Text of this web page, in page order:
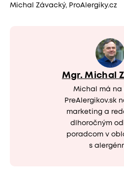
Michal Závacký, ProAlergiky.cz
Mgr. Michal
Michal má na
PreAlergikov.sk
marketing a
dlhoročným
poradcom v
s